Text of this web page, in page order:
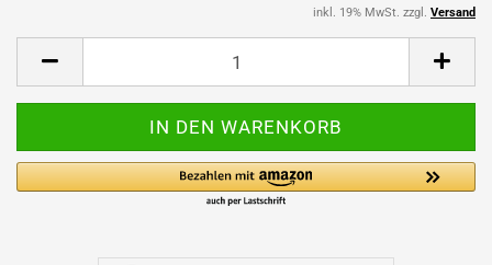
inkl. 19% MwSt. zzgl. Versand